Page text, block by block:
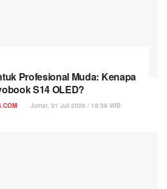
Profesional Muda: Kenapa
S14 OLED?
Jumat, 31 Juli 2026 / 18:39 WIB